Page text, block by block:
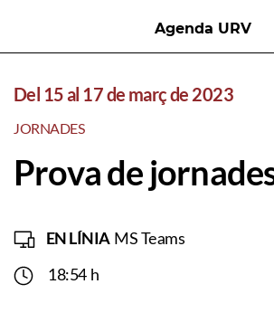
Agenda URV
Del 15 al 17 de març de 2023
JORNADES
Prova de
EN LÍNIAMS Teams
18:54 h